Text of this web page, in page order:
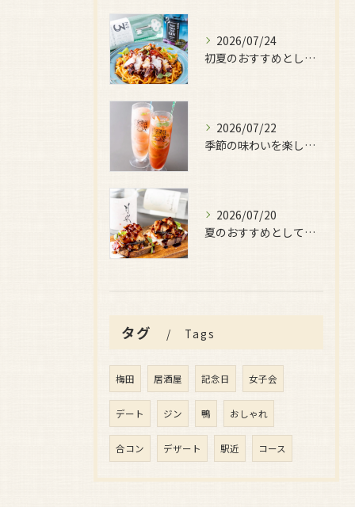
2026/07/24
初夏のおすすめとしてご用意しているのが、
2026/07/22
季節の味わいを楽しみたい日におすすめなのが、
2026/07/20
夏のおすすめとしてぜひ味わっていただきたいのが、
タグ Tags
梅田 居酒屋 記念日 女子会
デート ジン 鴨 おしゃれ
合コン デザート 駅近 コース